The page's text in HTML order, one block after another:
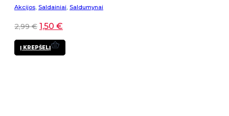
Akcijos, Saldainiai, Saldumynai
2,99€ 1,50 €
Į KREPŠELĮ